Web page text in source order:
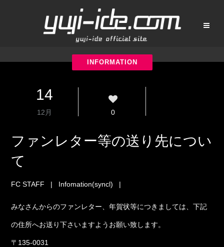
14
12月 0
ファンレター等の送り先につい
て
FC STAFF | Infomation(syncl) |
みなさんからのファンレター、年賀状等につきましては、下記
の住所へお送り下さいますようお願い致します。
〒135-0031